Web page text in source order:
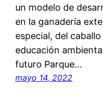
un modelo de
en la ganadería
especial, del
educación
futuro Parque…
mayo 14, 2022